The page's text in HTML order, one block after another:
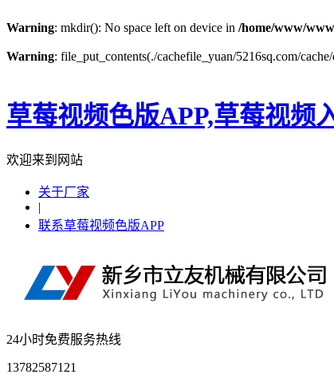
Warning: mkdir(): No space left on device in /home/www/
Warning: file_put_contents(./cachefile_yuan/5216sq.com/
草莓视频色版APP,草莓视频
欢迎来到网站
关于厂家
|
联系草莓视频色版APP
24小时免费服务热线
13782587121